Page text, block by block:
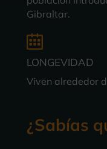
Gibraltar.
LONGEVIDAD
Viven alrededor
¿Sabías